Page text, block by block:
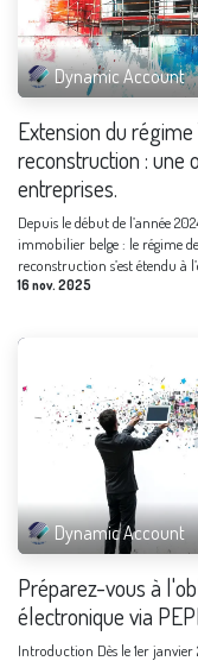
Dynamic Account
Extension du
reconstruction : une
entreprises.
Depuis le début de l’année
immobilier belge : le régime
reconstruction s’est étendu à
16 nov. 2025
Dynamic Account
Préparez-vous à
électronique via
Introduction Dès le 1er janvier